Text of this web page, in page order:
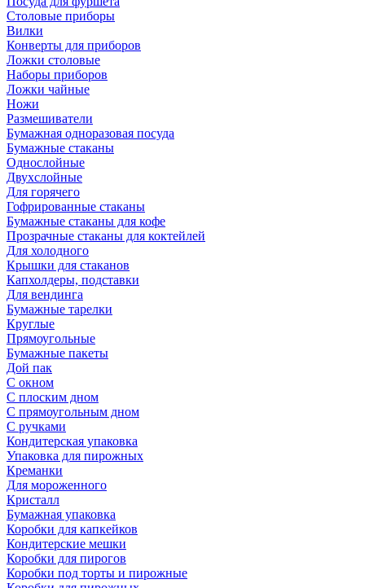
Столовые приборы
Вилки
Конверты для приборов
Ложки столовые
Наборы приборов
Ложки чайные
Ножи
Размешиватели
Бумажная одноразовая посуда
Бумажные стаканы
Однослойные
Двухслойные
Для горячего
Гофрированные стаканы
Бумажные стаканы для кофе
Прозрачные стаканы для коктейлей
Для холодного
Крышки для стаканов
Капхолдеры, подставки
Для вендинга
Бумажные тарелки
Круглые
Прямоугольные
Бумажные пакеты
Дой пак
С окном
С плоским дном
С прямоугольным дном
С ручками
Кондитерская упаковка
Упаковка для пирожных
Креманки
Для мороженного
Кристалл
Бумажная упаковка
Коробки для капкейков
Кондитерские мешки
Коробки для пирогов
Коробки под торты и пирожные